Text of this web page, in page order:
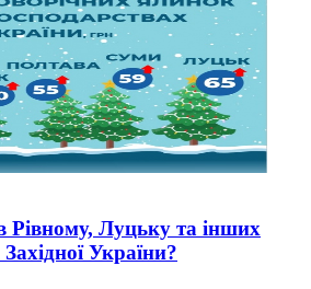
Рівному, Луцьку та інших
України?